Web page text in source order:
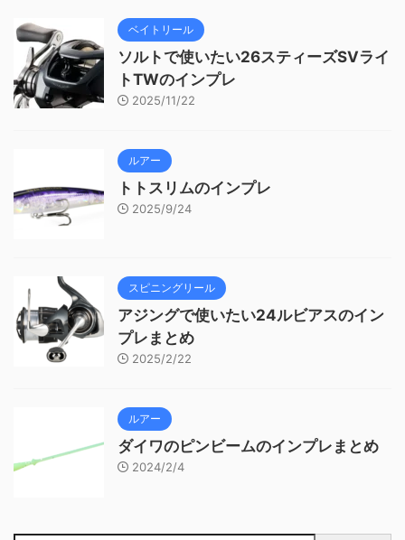
ベイトリール
ソルトで使いたい26スティーズSVライ
トTWのインプレ
2025/11/22
ルアー
トトスリムのインプレ
2025/9/24
スピニングリール
アジングで使いたい24ルビアスのイン
プレまとめ
2025/2/22
ルアー
ダイワのピンビームのインプレまとめ
2024/2/4